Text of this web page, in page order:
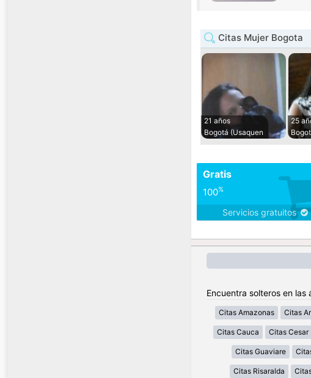
Citas Mujer Bogota
21 años
Bogotá (Usaquen
25
Gratis
100%
Servicios gratuitos
Encuentra solteros en las
Citas Amazonas Citas
Citas Cauca Citas Cesar
Citas Guaviare
Citas Risaralda